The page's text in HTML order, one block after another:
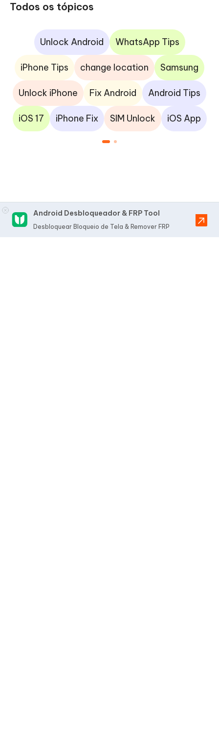
Todos os tópicos
Unlock Android WhatsApp Tips
iPhone Tips change location Samsung
Unlock iPhone Fix Android Android Tips
iOS 17 iPhone Fix SIM Unlock iOS App
Android Desbloqueador & FRP Tool
Desbloquear Bloqueio de Tela & Remover FRP